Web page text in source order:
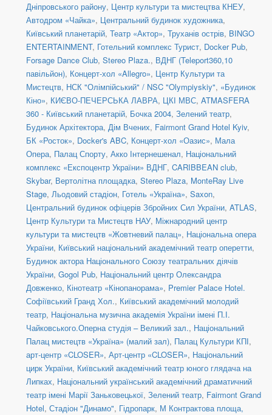
Дніпровського району, Центр культури та мистецтва КНЕУ,
Автодром «Чайка», Центральний будинок художника,
Київський планетарій, Театр «Актор», Труханів острів, BINGO
ENTERTAINMENT, Готельний комплекс Турист, Docker Pub,
Forsage Dance Club, Stereo Plaza., ВДНГ (Teleport360,10
павільйон), Концерт-хол «Allegro», Центр Культури та
Мистецтв, НСК "Олімпійський" / NSC "Olympiyskiy", «Будинок
Кіно», КИЄВО-ПЕЧЕРСЬКА ЛАВРА, ЦКІ МВС, ATMASFERA
360 - Київський планетарій, Бочка 2004, Зелений театр,
Будинок Архітектора, Дім Вчених, Fairmont Grand Hotel Kyiv,
БК «Росток», Docker's ABC, Концерт-хол «Оазис», Мала
Опера, Палац Спорту, Акко Інтернешенал, Національний
комплекс «Експоцентр України» ВДНГ, CARIBBEAN club,
Skybar, Вертолітна площадка, Stereo Plaza, MonteRay Live
Stage, Льодовий стадіон, Готель «Україна», Saxon,
Центральний будинок офіцерів Збройних Сил України, ATLAS,
Центр Культури та Мистецтв НАУ, Міжнародний центр
культури та мистецтв «Жовтневий палац», Національна опера
України, Київський національний академічний театр оперетти,
Будинок актора Національного Союзу театральних діячів
України, Gogol Pub, Національний центр Олександра
Довженко, Кінотеатр «Кінопанорама», Premier Palace Hotel.
Софіївський Гранд Хол., Київський академічний молодий
театр, Національна музична академія України імені П.І.
Чайковського.Оперна студія – Великий зал., Національний
Палац мистецтв «Україна» (малий зал), Палац Культури КПІ,
арт-центр «CLOSER», Арт-центр «CLOSER», Національний
цирк України, Київський академічний театр юного глядача на
Липках, Національний український академічний драматичний
театр імені Марії Заньковецької, Зелений театр, Fairmont Grand
Hotel, Стадіон "Динамо", Гідропарк, М Контрактова площа,